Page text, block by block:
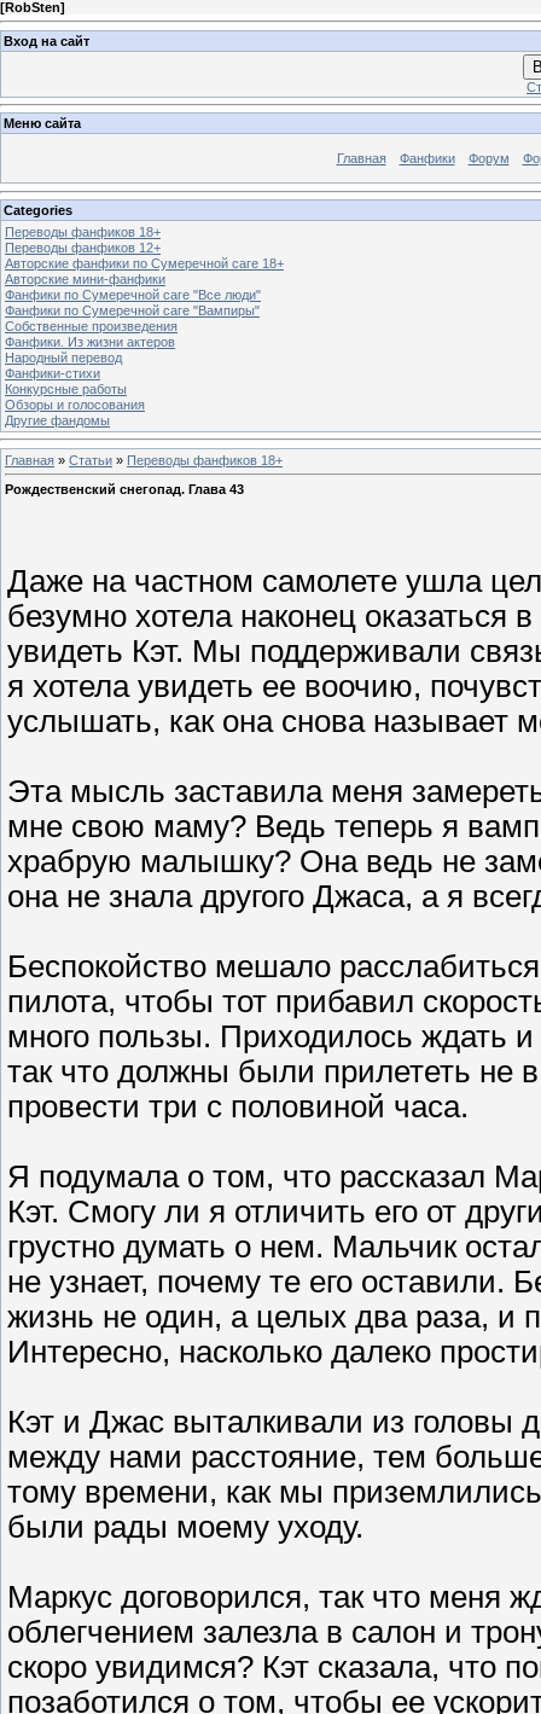
[RobSten]
Вход на сайт
Меню сайта
Главная Фанфики Форум
Categories
Переводы фанфиков 18+
Переводы фанфиков 12+
Авторские фанфики по Сумеречной саге 18+
Авторские мини-фанфики
Фанфики по Сумеречной саге "Все люди"
Фанфики по Сумеречной саге "Вампиры"
Собственные произведения
Фанфики. Из жизни актеров
Народный перевод
Фанфики-стихи
Конкурсные работы
Обзоры и голосования
Другие фандомы
Главная » Статьи » Переводы фанфиков 18+
Рождественский снегопад. Глава 43
Даже на частном самолете ушла
безумно хотела наконец оказаться
увидеть Кэт. Мы поддерживали
я хотела увидеть ее воочию,
услышать, как она снова называет
Эта мысль заставила меня
мне свою маму? Ведь теперь я
храбрую малышку? Она ведь не
она не знала другого Джаса, а я
Беспокойство мешало
пилота, чтобы тот прибавил
много пользы. Приходилось ждать
так что должны были прилететь не
провести три с половиной часа.
Я подумала о том, что рассказал
Кэт. Смогу ли я отличить его от
грустно думать о нем. Мальчик
не узнает, почему те его
жизнь не один, а целых два раза, и
Интересно, насколько далеко
Кэт и Джас выталкивали из
между нами расстояние, тем
тому времени, как мы
были рады моему уходу.
Маркус договорился, так что меня
облегчением залезла в салон и
скоро увидимся? Кэт сказала, что
позаботился о том, чтобы ее